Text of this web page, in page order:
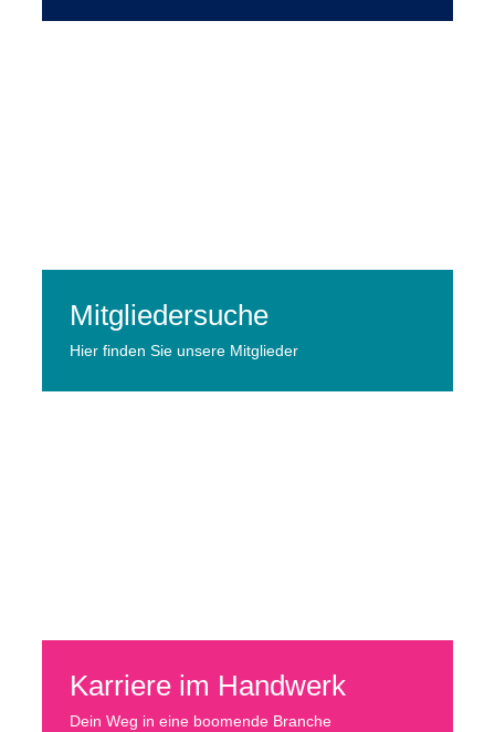
Mitgliedersuche
Hier finden Sie unsere Mitglieder
Karriere im Handwerk
Dein Weg in eine boomende Branche